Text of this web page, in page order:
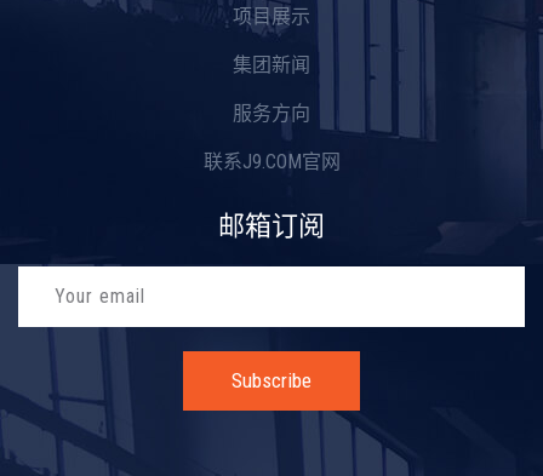
项目展示
集团新闻
服务方向
联系J9.COM官网
邮箱订阅
Subscribe